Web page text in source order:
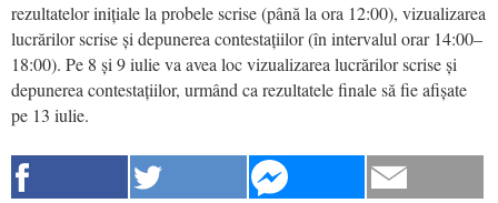
rezultatelor inițiale la probele scrise (până la ora 12:00), vizualizarea
lucrărilor scrise și depunerea contestațiilor (în intervalul orar 14:00–
18:00). Pe 8 și 9 iulie va avea loc vizualizarea lucrărilor scrise și
depunerea contestațiilor, urmând ca rezultatele finale să fie afișate
pe 13 iulie.